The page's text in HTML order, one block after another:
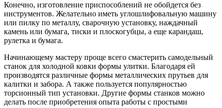
Конечно, изготовление приспособлений не обойдется без
инструментов. Желательно иметь углошлифовальную машину
или пилку по металлу, сварочную установку, наждачный
камень или бумага, тиски и плоскогубцы, а еще карандаш,
рулетка и бумага.
Начинающему мастеру проще всего смастерить самодельный
станок для холодной ковки формы улитки. Благодаря ей
производятся различные формы металлических прутьев для
калитки и забора. А также пользуется популярностью
торсионный тип установки. Другие формы станков можно
делать после приобретения опыта работы с простыми